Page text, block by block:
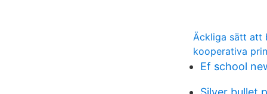
Äckliga sätt att
kooperativa
Ef school